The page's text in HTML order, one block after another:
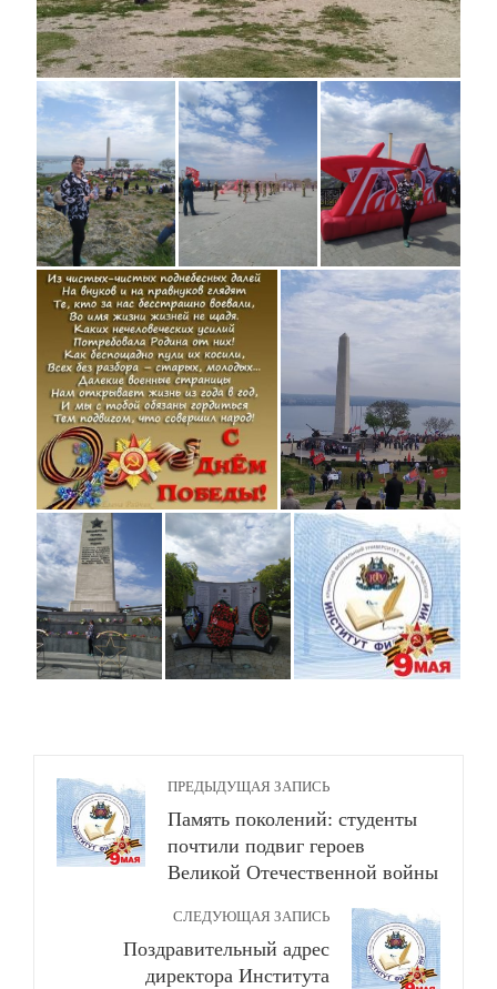
ПРЕДЫДУЩАЯ ЗАПИСЬ
Память поколений: студенты
почтили подвиг героев
Великой Отечественной войны
СЛЕДУЮЩАЯ ЗАПИСЬ
Поздравительный адрес
директора Института